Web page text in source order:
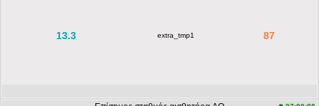
13.3 extra_tmp1 87